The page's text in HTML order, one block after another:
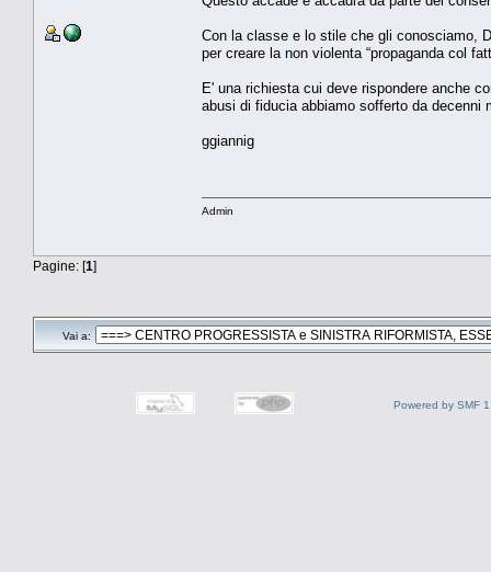
Con la classe e lo stile che gli conosciamo,
per creare la non violenta “propaganda col
E' una richiesta cui deve rispondere anche
abusi di fiducia abbiamo sofferto da
ggiannig
Admin
Pagine: [1]
Vai a:
Powered by SMF